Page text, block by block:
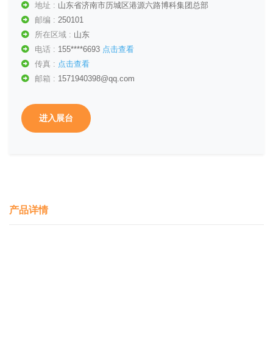
地址 : 山东省济南市历城区港源六路博科集团总部
邮编 : 250101
所在区域 : 山东
电话 : 155****6693 点击查看
传真 : 点击查看
邮箱 : 1571940398@qq.com
进入展台
产品详情